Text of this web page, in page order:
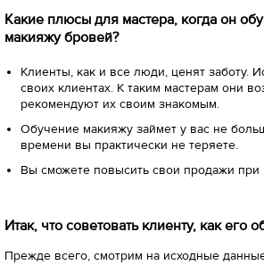
Какие плюсы для мастера, когда он
макияжу бровей?
Клиенты, как и все люди, ценят заботу.
своих клиентах. К таким мастерам они
рекомендуют их своим знакомым.
Обучение макияжу займет у вас не
времени вы практически не теряете.
Вы сможете повысить свои продажи
Итак, что советовать клиенту, как его
Прежде всего, смотрим на исходные